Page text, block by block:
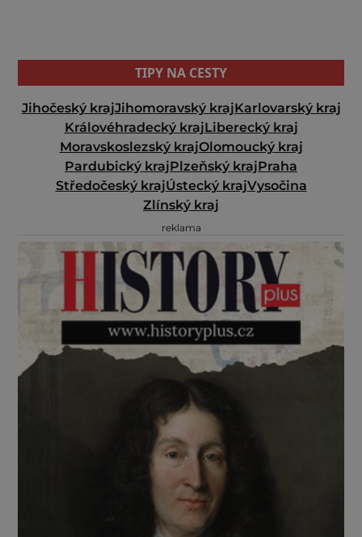
TIPY NA CESTY
Jihočeský krajJihomoravský krajKarlovarský kraj
Královéhradecký krajLiberecký kraj
Moravskoslezský krajOlomoucký kraj
Pardubický krajPlzeňský krajPraha
Středočeský krajÚstecký krajVysočina
Zlínský kraj
reklama